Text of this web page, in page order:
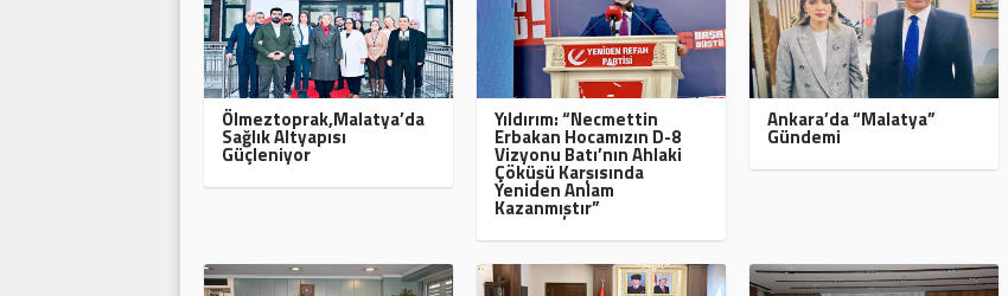
Ölmeztoprak,Malatya’da
Sağlık Altyapısı
Güçleniyor
Yıldırım: “Necmettin
Erbakan Hocamızın D-8
Vizyonu Batı’nın Ahlaki
Çöküşü Karşısında
Yeniden Anlam
Kazanmıştır”
Ankara’da “Malatya”
Gündemi